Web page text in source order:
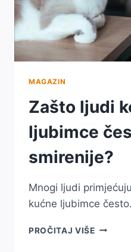
MAGAZIN
Zašto ljudi
ljubimce
smirenije?
Mnogi ljudi
kućne ljubimce
PROČITAJ VIŠE ZAŠTO